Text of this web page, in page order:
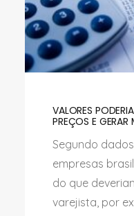
VALORES
PREÇOS E GERAR
Segundo
empresas
do que
varejista, por